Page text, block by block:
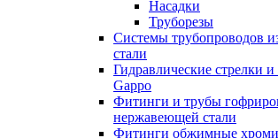
Насадки
Труборезы
Системы трубопроводов
стали
Гидравлические стрелки и
Gappo
Фитинги и трубы
нержавеющей стали
Фитинги обжимные